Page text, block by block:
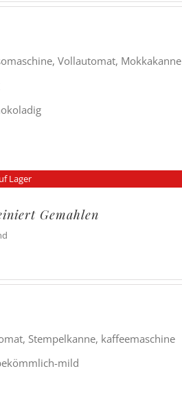
Vollautomat, Mokkakanne
Lager
Gemahlen
Stempelkanne, kaffeemaschine
mild